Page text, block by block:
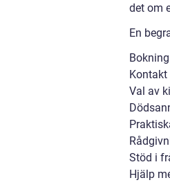
det om
En
Kontakt
Val av
Stöd i
Hjälp